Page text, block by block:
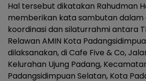
Hal tersebut dikatakan Rahudman
memberikan kata sambutan
koordinasi dan silaturrahmi antara
Relawan AMIN Kota
dilaksanakan, di Cafe Five & Co,
Kelurahan Ujung Padang,
Padangsidimpuan Selatan, Kota